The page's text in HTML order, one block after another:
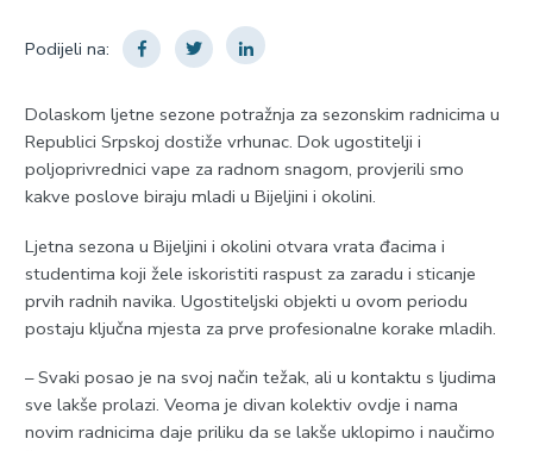
Podijeli na:
Dolaskom ljetne sezone potražnja za sezonskim radnicima u
Republici Srpskoj dostiže vrhunac. Dok ugostitelji i
poljoprivrednici vape za radnom snagom, provjerili smo
kakve poslove biraju mladi u Bijeljini i okolini.
Ljetna sezona u Bijeljini i okolini otvara vrata đacima i
studentima koji žele iskoristiti raspust za zaradu i sticanje
prvih radnih navika. Ugostiteljski objekti u ovom periodu
postaju ključna mjesta za prve profesionalne korake mladih.
– Svaki posao je na svoj način težak, ali u kontaktu s ljudima
sve lakše prolazi. Veoma je divan kolektiv ovdje i nama
novim radnicima daje priliku da se lakše uklopimo i naučimo